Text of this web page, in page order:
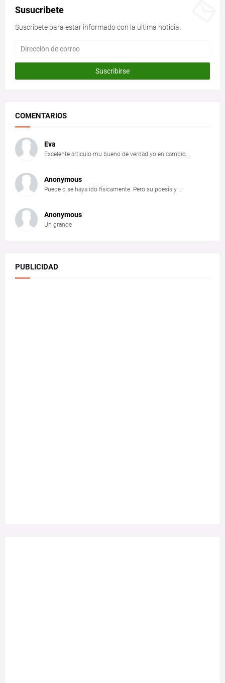
Susucribete
Suscribete para estar informado con la ultima noticia.
COMENTARIOS
Eva
Excelente articulo mu bueno de verdad yo en cambio...
Anonymous
Puede q se haya ido físicamente. Pero su poesía y ...
Anonymous
Un grande
PUBLICIDAD